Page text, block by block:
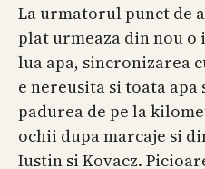
La urmatorul punct de
plat urmeaza din nou o
lua apa, sincronizarea
e nereusita si toata apa
padurea de pe la
ochii dupa marcaje si
Iustin si Kovacz.